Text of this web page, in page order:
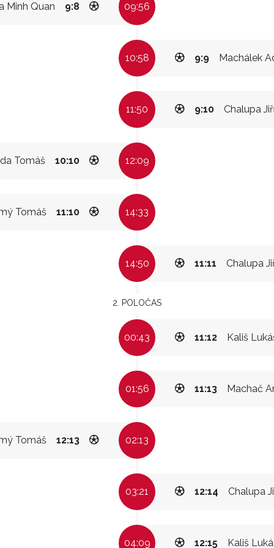
Minh Quan 9:8 09:56
10:58 Machálek
9:9
11:50 Chalupa
9:10
Tomáš 10:10 12:09
Tomáš 11:10 14:33
14:50 Chalupa
11:11
2. POLOČAS
00:43 Kališ
11:12
01:56 Machač
11:13
Tomáš 12:13 02:13
03:21 Chalupa
12:14
04:09 Kališ
12:15